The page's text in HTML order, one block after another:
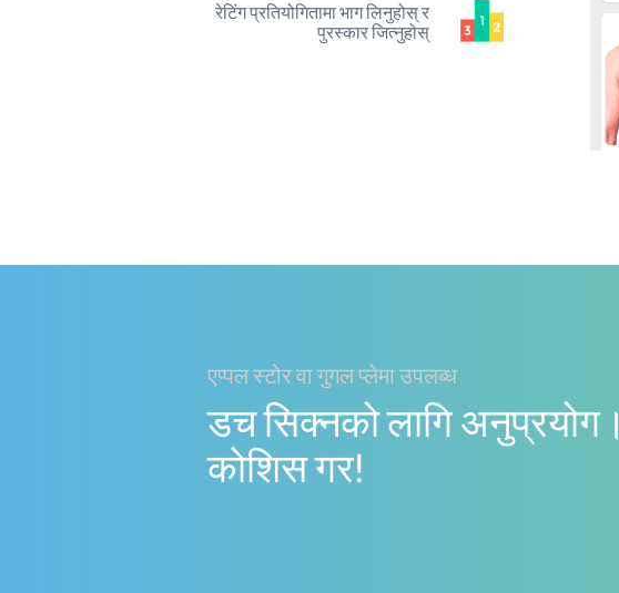
रेटिंग प्रतियोगितामा भाग लिनुहोस् र
पुरस्कार जित्नुहोस्
एप्पल स्टोर वा गुगल प्लेमा उपलब्ध
डच सिक्नको लागि अनुप्रयोग।
काेशिस गर!